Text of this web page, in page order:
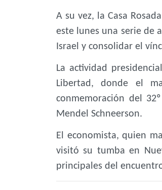
A su vez, la Casa
este lunes una serie de
Israel y consolidar el
La actividad
Libertad, donde el
conmemoración del
Mendel Schneerson.
El economista, quien
visitó su tumba en
principales del